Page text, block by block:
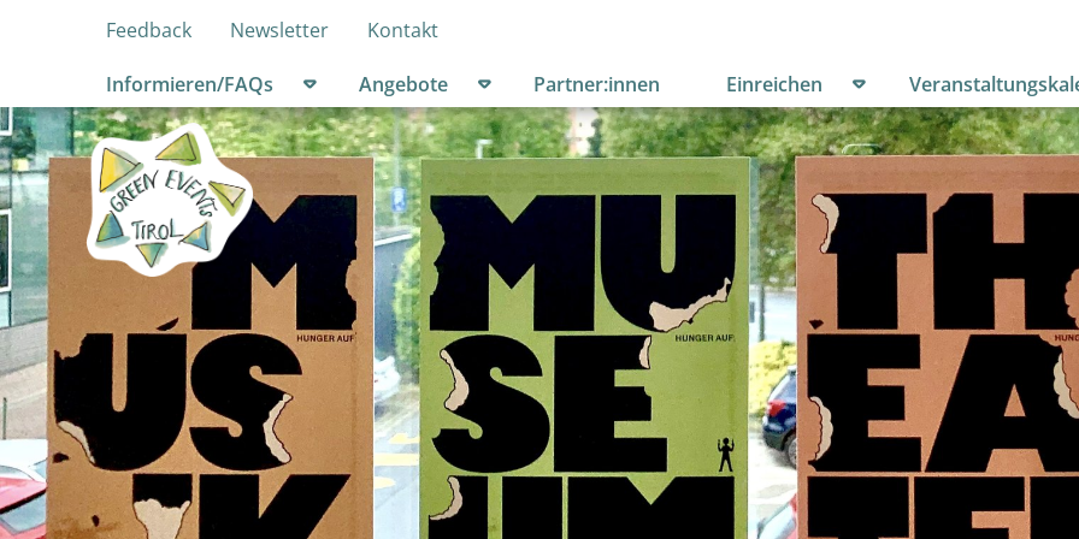
Feedback Newsletter Kontakt
Informieren/FAQs Untermenü öffnen
Angebote Untermenü öffnen
Partner:innen Einreichen Untermenü öffnen